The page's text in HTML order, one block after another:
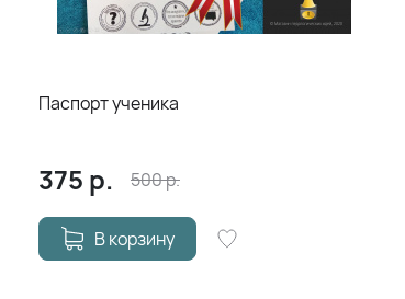
Паспорт ученика
375 р. 500р.
В корзину